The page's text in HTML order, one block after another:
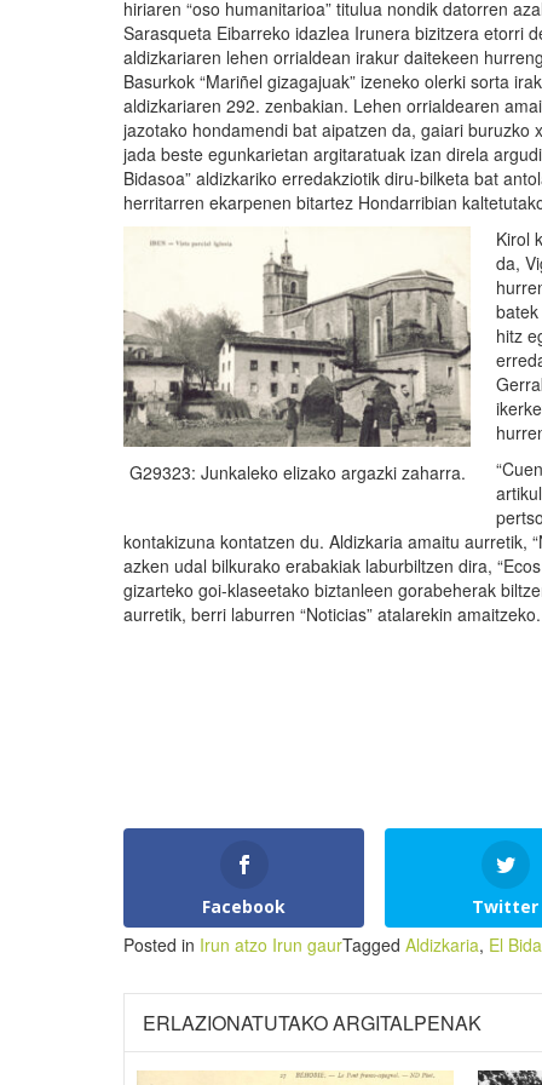
hiriaren “oso humanitarioa” titulua nondik datorren
Sarasqueta Eibarreko idazlea Irunera bizitzera etorri
aldizkariaren lehen orrialdean irakur daitekeen
Basurkok “Mariñel gizagajuak” izeneko olerki sorta
aldizkariaren 292. zenbakian. Lehen orrialdearen
jazotako hondamendi bat aipatzen da, gaiari buruzko
jada beste egunkarietan argitaratuak izan direla
Bidasoa” aldizkariko erredakziotik diru-bilketa bat
herritarren ekarpenen bitartez Hondarribian
G29323: Junkaleko elizako argazki zaharra.
Kirol
da,
hitz
kontakizuna kontatzen du. Aldizkaria amaitu aurretik,
azken udal bilkurako erabakiak laburbiltzen dira,
gizarteko goi-klaseetako biztanleen gorabeherak
aurretik, berri laburren “Noticias” atalarekin amaitzeko.
Facebook Twitter
Posted in Irun atzo Irun gaurTagged Aldizkaria, El
ERLAZIONATUTAKO ARGITALPENAK